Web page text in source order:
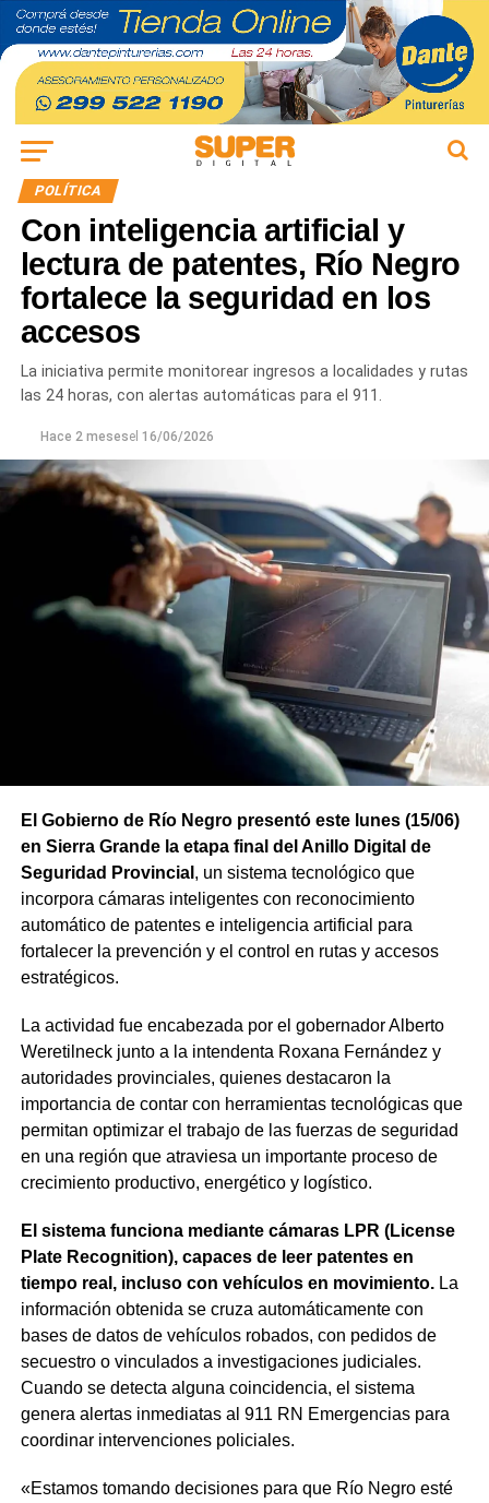
POLÍTICA
Con inteligencia artificial y
lectura de patentes, Río Negro
fortalece la seguridad en los
accesos
La iniciativa permite monitorear ingresos a localidades y rutas
las 24 horas, con alertas automáticas para el 911.
Hace 2 mesesel 16/06/2026
El Gobierno de Río Negro presentó este lunes (15/06)
en Sierra Grande la etapa final del Anillo Digital de
Seguridad Provincial , un sistema tecnológico que
incorpora cámaras inteligentes con reconocimiento
automático de patentes e inteligencia artificial para
fortalecer la prevención y el control en rutas y accesos
estratégicos.
La actividad fue encabezada por el gobernador Alberto
Weretilneck junto a la intendenta Roxana Fernández y
autoridades provinciales, quienes destacaron la
importancia de contar con herramientas tecnológicas que
permitan optimizar el trabajo de las fuerzas de seguridad
en una región que atraviesa un importante proceso de
crecimiento productivo, energético y logístico.
El sistema funciona mediante cámaras LPR (License
Plate Recognition), capaces de leer patentes en
tiempo real, incluso con vehículos en movimiento. La
información obtenida se cruza automáticamente con
bases de datos de vehículos robados, con pedidos de
secuestro o vinculados a investigaciones judiciales.
Cuando se detecta alguna coincidencia, el sistema
genera alertas inmediatas al 911 RN Emergencias para
coordinar intervenciones policiales.
«Estamos tomando decisiones para que Río Negro esté